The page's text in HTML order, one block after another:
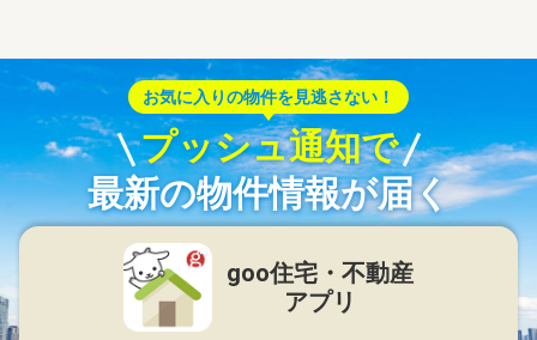
お気に入りの物件を見逃さない！
プッシュ通知で
最新の物件情報が届く
goo住宅・不動産
アプリ